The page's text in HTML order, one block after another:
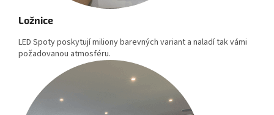
Ložnice
LED Spoty poskytují miliony barevných variant a naladí tak vámi
požadovanou atmosféru.